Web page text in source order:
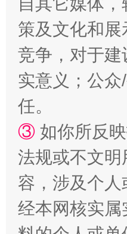
策及文化和
竞争，对于
实意义；公
任。
③ 如你所反
法规或不文
容，涉及个
经本网核实